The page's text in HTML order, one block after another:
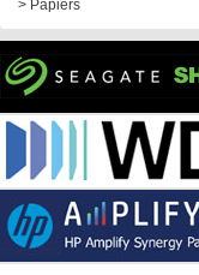
> Papiers